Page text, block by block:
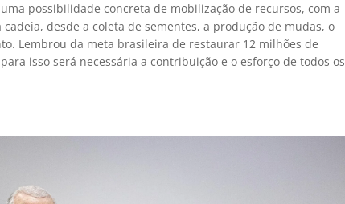
possibilidade concreta de mobilização de recursos, com a
desde a coleta de sementes, a produção de mudas, o
Lembrou da meta brasileira de restaurar 12 milhões de
isso será necessária a contribuição e o esforço de todos os